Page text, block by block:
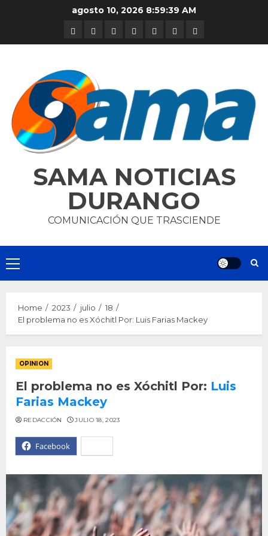
agosto 10, 2026 8:59:39 AM
DURANGO
NACIONAL
INTERNACIONAL
DEPORTES
ENTRETENIMIENTO
CIENCIA
Y
OPINION
SAMA NOTICIAS
DURANGO
COMUNICACIÓN QUE TRASCIENDE
Primary
Menu
Home 2023 julio
18
El problema no es Xóchitl Por: Luis Farias Mackey
OPINION
El problema no es Xóchitl Por: Luis
Farias Mackey
Facebook
REDACCIÓN JULIO 18, 2023